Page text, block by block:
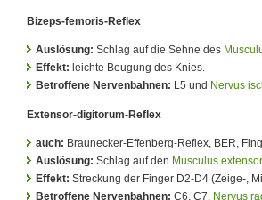
Bizeps-femoris-Reflex
Auslösung: Schlag auf die Sehne des
Effekt: leichte Beugung des Knies.
Betroffene Nervenbahnen: L5 und Nervus
Extensor-digitorum-Reflex
auch: Braunecker-Effenberg-Reflex, BER,
Auslösung: Schlag auf den Musculus
Effekt: Streckung der Finger D2-D4 (Zeige-,
Betroffene Nervenbahnen: C6, C7, Nervus